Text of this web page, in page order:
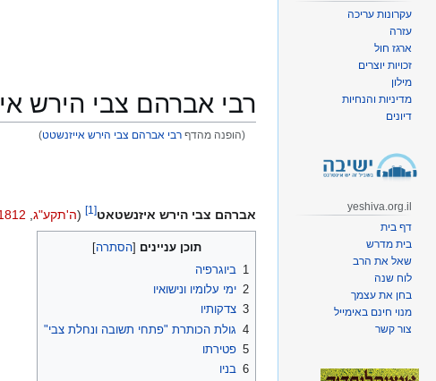
רבי אברהם צבי הירש
(הופנה מהדף רבי אברהם צבי הירש אייזנשטט)
אברהם צבי הירש איזנשטאט[
1
]
(ה'תקע"ג
תוכן עניינים
1 ביוגרפיה
2 ימי עלומיו ונישואיו
3 צדקותיו
4 גולת הכותרת "פתחי תשובה ונחלת צבי"
5 פטירתו
6 בניו
עקרונות עריכה
עזרה
ארגז חול
זכויות יוצרים
מילון
מדיניות והנחיות
דיונים
yeshiva.org.il
דף בית
בית מדרש
שאל את הרב
לוח שנה
בחן את עצמך
מנוי חינם באימייל
צור קשר